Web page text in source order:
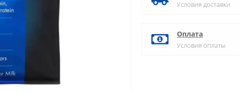
Условия доставки
Оплата
Условия оплаты